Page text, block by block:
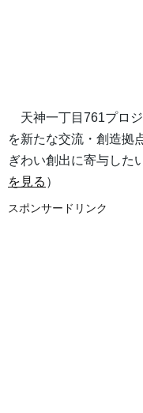
天神一丁目761プロジ
を新たな交流・創造拠
ぎわい創出に寄与した
を見る ）
スポンサードリンク